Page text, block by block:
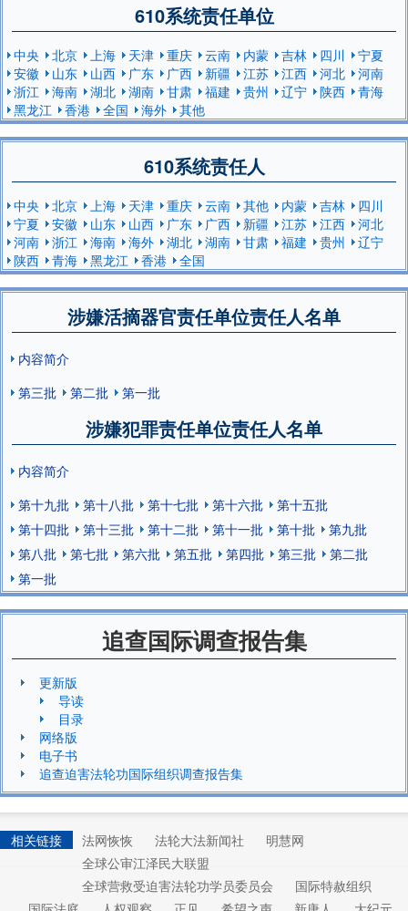
610系统责任单位
中央 北京 上海 天津 重庆 云南 内蒙 吉林 四川
宁夏
安徽
山东 山西 广东 广西 新疆 江苏 江西 河北
河南
浙江
海南 湖北 湖南 甘肃 福建 贵州 辽宁 陕西
青海
黑龙江
香港 全国 海外 其他
610系统责任人
中央 北京 上海 天津 重庆 云南 其他 内蒙 吉林
四川
宁夏
安徽 山东 山西 广东 广西 新疆 江苏 江西
河北
河南
浙江 海南 海外 湖北 湖南 甘肃 福建 贵州
辽宁
陕西
青海 黑龙江 香港 全国
涉嫌活摘器官责任单位责任人名单
内容简介
第三批
第二批 第一批
涉嫌犯罪责任单位责任人名单
内容简介
第十九批
第十八批 第十七批 第十六批
第十五批
第十四批
第十三批 第十二批 第十一批 第十批
第九批
第八批
第七批 第六批 第五批 第四批 第三批
第二批
第一批
追查国际调查报告集
更新版
导读
目录
网络版
电子书
追查迫害法轮功国际组织调查报告集
相关链接 法网恢恢 法轮大法新闻社
明慧网
全球公审江泽民大联盟
全球营救受迫害法轮功学员委员会
国际特赦组织